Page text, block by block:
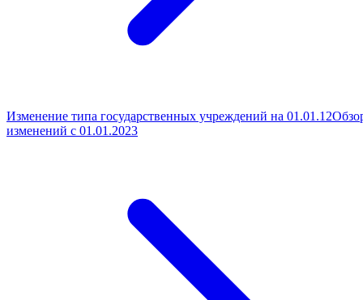
Изменение типа государственных учреждений на 01.01.12
изменений с 01.01.2023